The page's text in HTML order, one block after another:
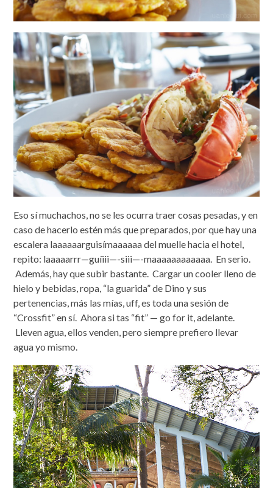
Eso sí muchachos, no se les ocurra traer cosas pesadas, y en
caso de hacerlo estén más que preparados, por que hay una
escalera laaaaaarguisímaaaaaa del muelle hacia el hotel,
repito: laaaaarrr—guíiii—-siii—-maaaaaaaaaaaa. En serio.
Además, hay que subir bastante. Cargar un cooler lleno de
hielo y bebidas, ropa, “la guarida” de Dino y sus
pertenencias, más las mías, uff, es toda una sesión de
“Crossfit” en sí. Ahora si tas “fit” — go for it, adelante.
Lleven agua, ellos venden, pero siempre prefiero llevar
agua yo mismo.